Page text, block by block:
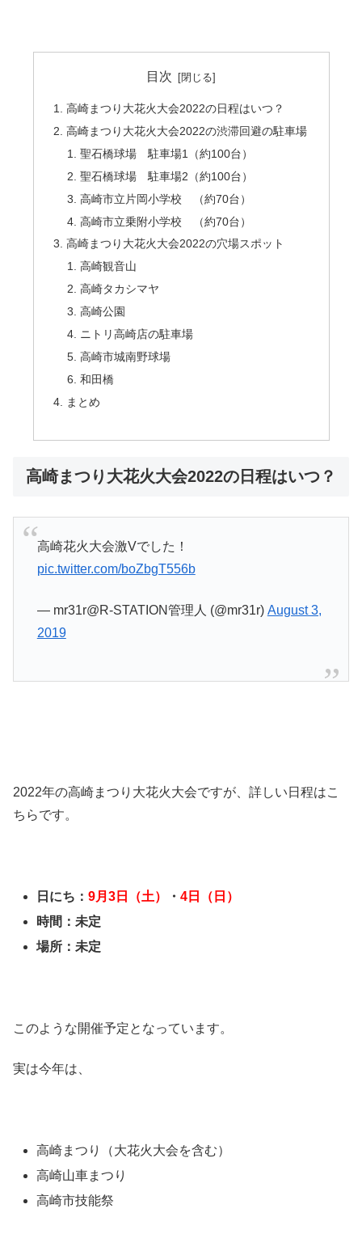
目次
高崎まつり大花火大会2022の日程はいつ？
高崎まつり大花火大会2022の渋滞回避の駐車場
聖石橋球場 駐車場1（約100台）
聖石橋球場 駐車場2（約100台）
高崎市立片岡小学校 （約70台）
高崎市立乗附小学校 （約70台）
高崎まつり大花火大会2022の穴場スポット
高崎観音山
高崎タカシマヤ
高崎公園
ニトリ高崎店の駐車場
高崎市城南野球場
和田橋
まとめ
高崎まつり大花火大会2022の日程はいつ？
高崎花火大会激Vでした！
pic.twitter.com/boZbgT556b
— mr31r@R-STATION管理人 (@mr31r) August 3,
2019
2022年の高崎まつり大花火大会ですが、詳しい日程はこ
ちらです。
日にち：9月3日（土） ・4日（日）
時間：未定
場所：未定
このような開催予定となっています。
実は今年は、
高崎まつり（大花火大会を含む）
高崎山車まつり
高崎市技能祭